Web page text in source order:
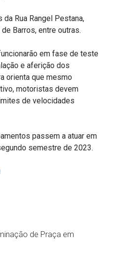
de Praça em
Rua Rangel Pestana,
de Barros, entre outras.
em fase de teste
e aferição dos
orienta que mesmo
motoristas devem
de velocidades
passem a atuar em
semestre de 2023.